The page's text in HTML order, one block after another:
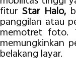
fiturStar Halo,
panggilan atau
memotret foto.
memungkinkan
belakang layar.